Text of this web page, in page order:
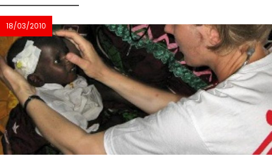
18/03/2010